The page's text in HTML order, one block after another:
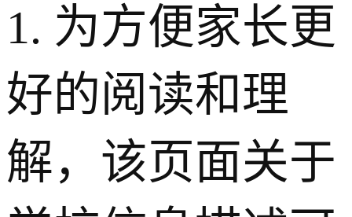
1. 为方便家长更
好的阅读和理
解，该页面关于